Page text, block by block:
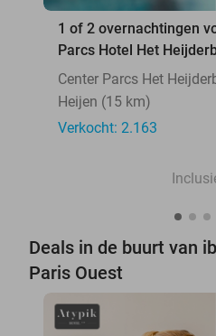
1 of 2 overnachtingen
Parcs Hotel Het
Center Parcs Het
Heijen (15 km)
Verkocht: 2.163
Deals in de buurt van
Paris Ouest